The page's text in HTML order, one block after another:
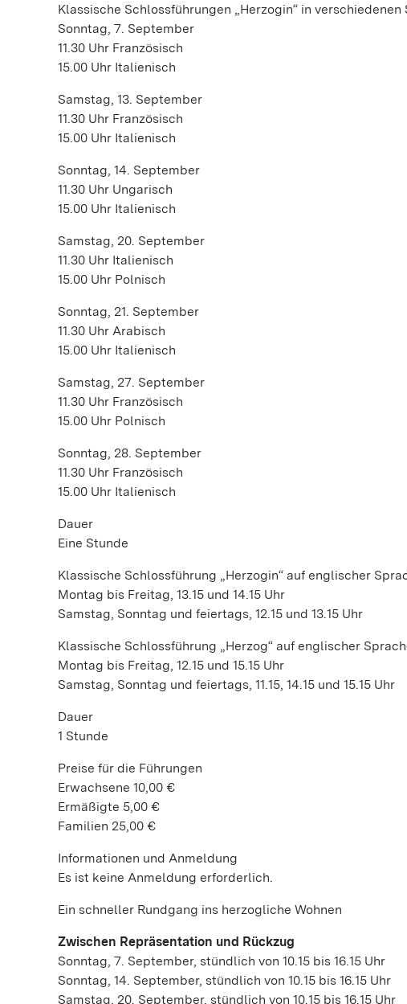
Klassische Schlossführungen „Herzogin“ in verschiedenen
Sonntag, 7. September
11.30 Uhr Französisch
15.00 Uhr Italienisch
Samstag, 13. September
11.30 Uhr Französisch
15.00 Uhr Italienisch
Sonntag, 14. September
11.30 Uhr Ungarisch
15.00 Uhr Italienisch
Samstag, 20. September
11.30 Uhr Italienisch
15.00 Uhr Polnisch
Sonntag, 21. September
11.30 Uhr Arabisch
15.00 Uhr Italienisch
Samstag, 27. September
11.30 Uhr Französisch
15.00 Uhr Polnisch
Sonntag, 28. September
11.30 Uhr Französisch
15.00 Uhr Italienisch
Dauer
Eine Stunde
Klassische Schlossführung „Herzogin“ auf englischer
Montag bis Freitag, 13.15 und 14.15 Uhr
Samstag, Sonntag und feiertags, 12.15 und 13.15 Uhr
Klassische Schlossführung „Herzog“ auf englischer
Montag bis Freitag, 12.15 und 15.15 Uhr
Samstag, Sonntag und feiertags, 11.15, 14.15 und 15.15 Uhr
Dauer
1 Stunde
Preise für die Führungen
Erwachsene 10,00 €
Ermäßigte 5,00 €
Familien 25,00 €
Informationen und Anmeldung
Es ist keine Anmeldung erforderlich.
Ein schneller Rundgang ins herzogliche Wohnen
Zwischen Repräsentation und Rückzug
Sonntag, 7. September, stündlich von 10.15 bis 16.15 Uhr
Sonntag, 14. September, stündlich von 10.15 bis 16.15 Uhr
Samstag, 20. September, stündlich von 10.15 bis 16.15 Uhr